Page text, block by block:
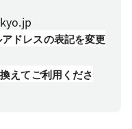
ドレスの表記を変更
えてご利用くださ